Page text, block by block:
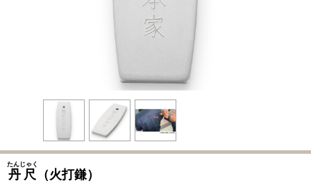
丹尺
たんじゃく
（火打鎌）